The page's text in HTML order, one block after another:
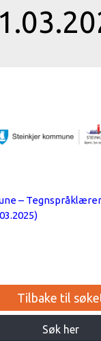
–
Tilbake til
Søk her